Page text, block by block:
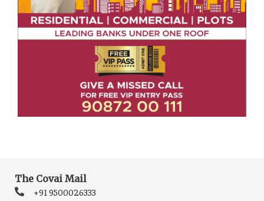
The Covai Mail
+91 9500026333